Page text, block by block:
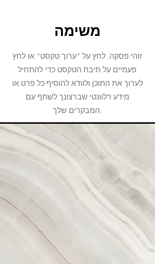
משימה
זוהי פסקה. לחץ על "ערוך טקסט" או לחץ
פעמיים על תיבת הטקסט כדי להתחיל
לערוך את התוכן ולוודא להוסיף כל פרט או
מידע רלוונטי שברצונך לשתף עם
המבקרים שלך.